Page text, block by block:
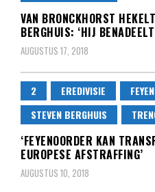
VAN BRONCKHORST
BERGHUIS: ‘HIJ
AUGUSTUS 17, 2018
2 EREDIVISIE
STEVEN BERGHUIS
‘FEYENOORDER KAN
EUROPESE AFSTRAFFING’
AUGUSTUS 10, 2018